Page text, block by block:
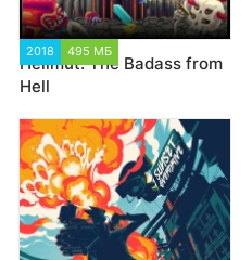
2018 495 МБ
Hellmut: The Badass from
Hell